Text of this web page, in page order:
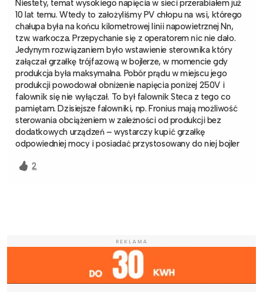
Niestety, temat wysokiego napięcia w sieci przerabiałem już
10 lat temu. Wtedy to założyliśmy PV chłopu na wsi, którego
chałupa była na końcu kilometrowej linii napowietrznej Nn,
tzw. warkocza. Przepychanie się z operatorem nic nie dało.
Jedynym rozwiązaniem było wstawienie sterownika który
załączał grzałkę trójfazową w bojlerze, w momencie gdy
produkcja była maksymalna. Pobór prądu w miejscu jego
produkcji powodował obniżenie napięcia poniżej 250V i
falownik się nie wyłączał. To był falownik Steca z tego co
pamiętam. Dzisiejsze falowniki, np. Fronius mają możliwość
sterowania obciążeniem w zależności od produkcji bez
dodatkowych urządzeń – wystarczy kupić grzałkę
odpowiedniej mocy i posiadać przystosowany do niej bojler
2
REKLAMA